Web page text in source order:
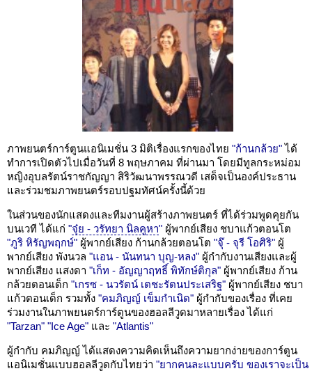
ภาพยนตร์การ์ตูนแอนิเมชั่น 3 มิติเรื่องแรกของไทย "ก้านกล้วย"ได้
ทำการเปิดตัวไปเมื่อวันที่ 8 พฤษภาคม ที่ผ่านมา โดยมีทูลกระหม่อม
หญิงอุบลรัตน์ราชกัญญา สิริวัฒนาพรรณวดี เสด็จเป็นองค์ประธาน
และร่วมชมภาพยนตร์รอบปฐมทัศน์ครั้งนี้ด้วย
ในส่วนของนักแสดงและทีมงานผู้สร้างภาพยนตร์ ที่ได้ร่วมพูดคุยกัน
บนเวที ได้แก่ "จุ๋ย - วรัทยา นิลคูหา" ผู้พากย์เสียง ชบาแก้วตอนโต
"ภูริ หิรัญพฤกษ์" ผู้พากย์เสียง ก้านกล้วยตอนโต "จุ๊ - จุรี โอศิริ" ผู้
พากย์เสียง พังนวล "แอน - นันทนา บุญ-หลง" ผู้กำกับงานเสียงและผู้
พากย์เสียง แสงดา "เก็ท - อัญญาฤทธิ์ พิทักษ์ติกุล" ผู้พากย์เสียง ก้าน
กล้วยตอนเด็ก "เกรซ - นวรัตน์ เตชะรัตนประเสริฐ" ผู้พากย์เสียง ชบา
แก้วตอนเด็ก รวมทั้ง "คมภิญญ์ เข็มกำเนิด" ผู้กำกับของเรื่อง ที่เคย
ร่วมงานในภาพยนตร์การ์ตูนของฮอลลีวูดมาหลายเรื่อง ได้แก่
"Tarzan" "Ice Age" และ "Atlantis"
ผู้กำกับ คมภิญญ์ ได้แสดงความคิดเห็นถึงความยากง่ายของการ์ตูน
แอนิเมชั่นแบบฮอลลีวูดกับไทยว่า "ยากคนละแบบครับ ของเราจะเป็น